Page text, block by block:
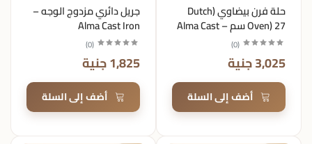
حلة فرن بيضاوي (Dutch
Oven) 27 سم – Alma Cast
Iron
(
0
)
3,025 جنية
أضف إلى السلة
جريل دائري مزدوج الوجه –
Alma Cast Iron
(
0
)
1,825 جنية
أضف إلى السلة